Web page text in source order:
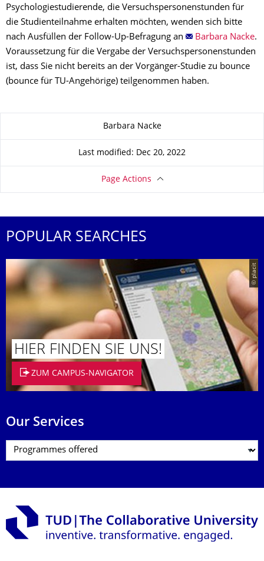
Psychologiestudierende, die Versuchspersonenstunden für
die Studienteilnahme erhalten möchten, wenden sich bitte
nach Ausfüllen der Follow-Up-Befragung an
Barbara Nacke.
Voraussetzung für die Vergabe der Versuchspersonenstunden
ist, dass Sie nicht bereits an der Vorgänger-Studie zu bounce
(bounce für TU-Angehörige) teilgenommen haben.
Barbara Nacke
Last modified: Dec 20, 2022
Page Actions
POPULAR SEARCHES
© placit
HIER FINDEN SIE UNS!
ZUM CAMPUS-NAVIGATOR
Our Services